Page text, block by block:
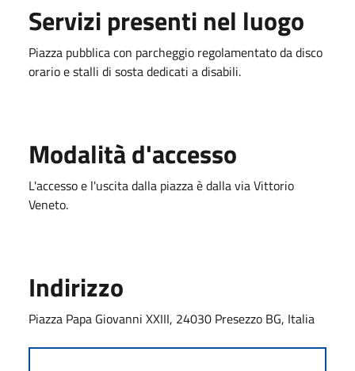
Servizi presenti nel luogo
Piazza pubblica con parcheggio regolamentato da disco
orario e stalli di sosta dedicati a disabili.
Modalità d'accesso
L'accesso e l'uscita dalla piazza è dalla via Vittorio
Veneto.
Indirizzo
Piazza Papa Giovanni XXIII, 24030 Presezzo BG, Italia